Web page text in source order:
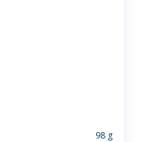
98 g